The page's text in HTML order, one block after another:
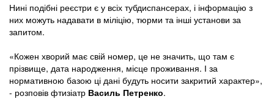
Нині подібні реєстри є у всіх тубдиспансерах, і інформацію з
них можуть надавати в міліцію, тюрми та інші установи за
запитом.
«Кожен хворий має свій номер, це не значить, що там є
прізвище, дата народження, місце проживання. І за
нормативною базою ці дані будуть носити закритий характер»,
- розповів фтизіатр Василь Петренко.